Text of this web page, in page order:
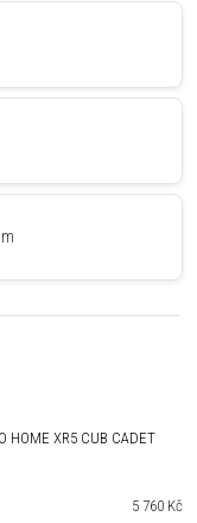
XR5 CUB CADET
5 760 Kč